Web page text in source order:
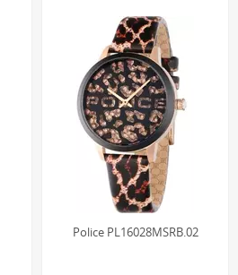
Police PL16028MSRB.02